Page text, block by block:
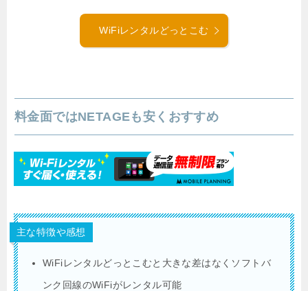
WiFiレンタルどっとこむ
料金面ではNETAGEも安くおすすめ
主な特徴や感想
WiFiレンタルどっとこむと大きな差はなくソフトバ
ンク回線のWiFiがレンタル可能